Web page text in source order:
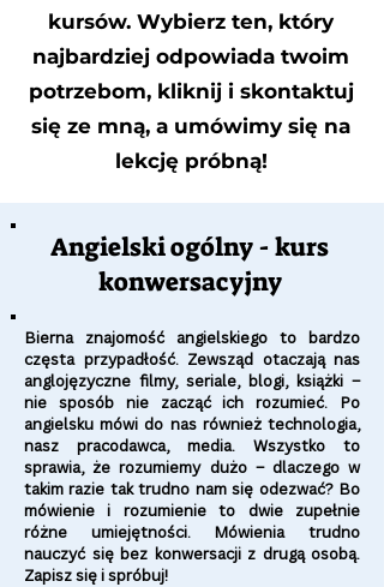
kursów. Wybierz ten, który
najbardziej odpowiada twoim
potrzebom, kliknij i skontaktuj
się ze mną, a umówimy się na
lekcję próbną!
Angielski ogólny - kurs
konwersacyjny
Bierna znajomość angielskiego to bardzo
częsta przypadłość. Zewsząd otaczają nas
anglojęzyczne filmy, seriale, blogi, książki –
nie sposób nie zacząć ich rozumieć. Po
angielsku mówi do nas również technologia,
nasz pracodawca, media. Wszystko to
sprawia, że rozumiemy dużo – dlaczego w
takim razie tak trudno nam się odezwać? Bo
mówienie i rozumienie to dwie zupełnie
różne umiejętności. Mówienia trudno
nauczyć się bez konwersacji z drugą osobą.
Zapisz się i spróbuj!